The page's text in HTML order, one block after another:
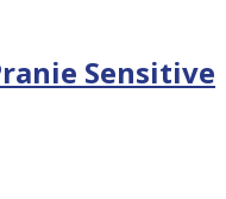
Sensitive